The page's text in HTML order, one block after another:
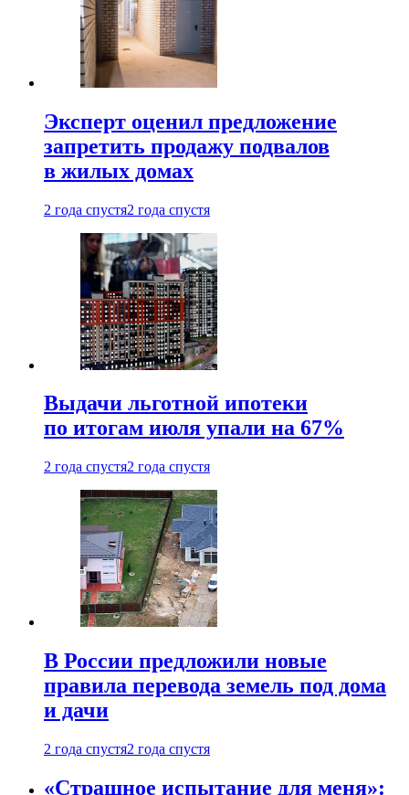
Эксперт оценил предложение
запретить продажу подвалов
в жилых домах
2 года спустя2 года спустя
Выдачи льготной ипотеки
по итогам июля упали на 67%
2 года спустя2 года спустя
В России предложили новые
правила перевода земель под дома
и дачи
2 года спустя2 года спустя
«Страшное испытание для меня»: